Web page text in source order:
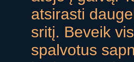
atsirasti
sritį. Beveik
spalvotus